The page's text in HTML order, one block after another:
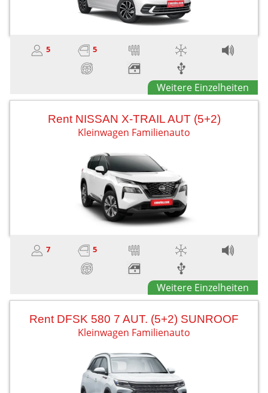
5 5
Weitere Einzelheiten
Rent NISSAN X-TRAIL AUT (5+2)
Kleinwagen Familienauto
7 5
Weitere Einzelheiten
Rent DFSK 580 7 AUT. (5+2) SUNROOF
Kleinwagen Familienauto